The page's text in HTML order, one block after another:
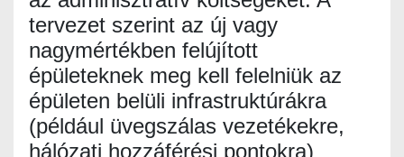
tervezet szerint az új vagy
nagymértékben felújított
épületeknek meg kell felelniük az
épületen belüli infrastruktúrákra
(például üvegszálas vezetékekre,
hálózati hozzáférési pontokra)